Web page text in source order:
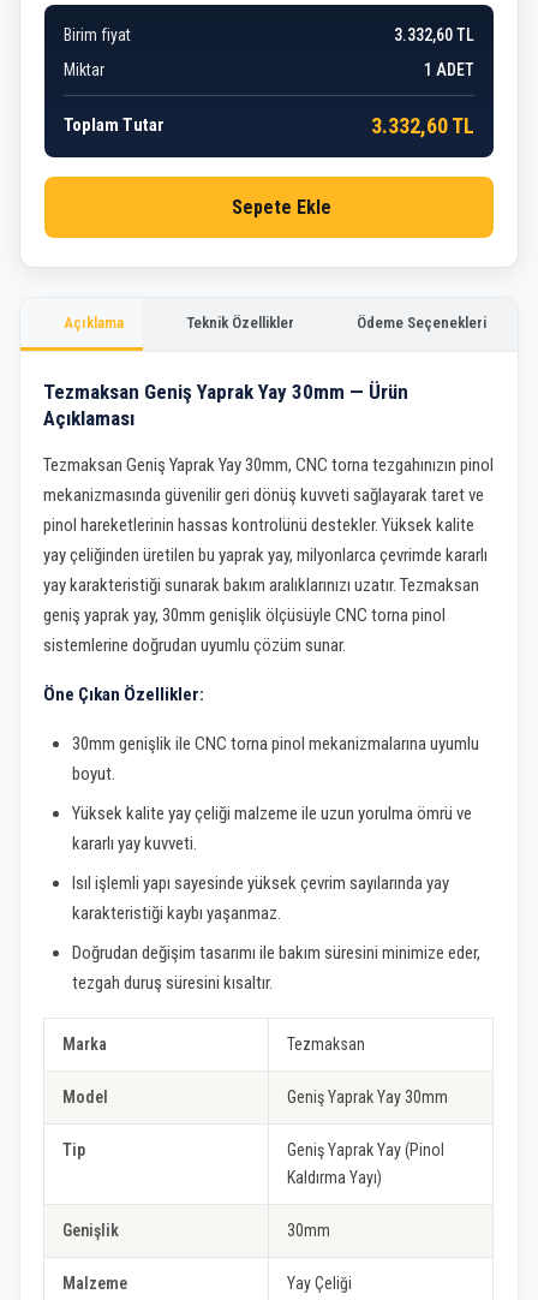
Açıklama Teknik Özellikler Ödeme Seçenekleri
Tezmaksan Geniş Yaprak Yay 30mm — Ürün
Açıklaması
Tezmaksan Geniş Yaprak Yay 30mm, CNC torna tezgahınızın pinol
mekanizmasında güvenilir geri dönüş kuvveti sağlayarak taret ve
pinol hareketlerinin hassas kontrolünü destekler. Yüksek kalite
yay çeliğinden üretilen bu yaprak yay, milyonlarca çevrimde kararlı
yay karakteristiği sunarak bakım aralıklarınızı uzatır. Tezmaksan
geniş yaprak yay, 30mm genişlik ölçüsüyle CNC torna pinol
sistemlerine doğrudan uyumlu çözüm sunar.
Öne Çıkan Özellikler:
30mm genişlik ile CNC torna pinol mekanizmalarına uyumlu
boyut.
Yüksek kalite yay çeliği malzeme ile uzun yorulma ömrü ve
kararlı yay kuvveti.
Isıl işlemli yapı sayesinde yüksek çevrim sayılarında yay
karakteristiği kaybı yaşanmaz.
Doğrudan değişim tasarımı ile bakım süresini minimize eder,
tezgah duruş süresini kısaltır.
Marka Tezmaksan
Model Geniş Yaprak Yay 30mm
Tip
Geniş Yaprak Yay (Pinol
Kaldırma Yayı)
Genişlik 30mm
Malzeme Yay Çeliği
Birim fiyat
3.332,60 TL
Miktar
1 ADET
Toplam Tutar 3.332,60 TL
Sepete Ekle